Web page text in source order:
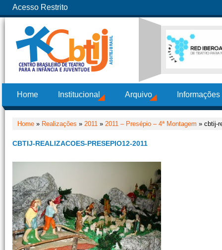
Acesso Restrito
Home Institucional Arquivo
Home » Realizações » 2011 » 2011 – Presépio – 4ª Montagem » cbtij-
CBTIJ-REALIZACOES-PRESEPIO12-2011